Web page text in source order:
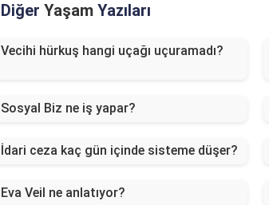
Diğer Yaşam Yazıları
Vecihi hürkuş hangi uçağı uçuramadı?
Sosyal Biz ne iş yapar?
İdari ceza kaç gün içinde sisteme düşer?
Eva Veil ne anlatıyor?